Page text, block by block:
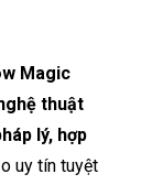
Magic
thuật
lý, hợp
uy tín tuyệt